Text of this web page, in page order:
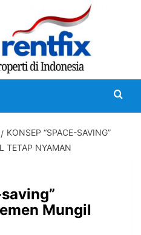
KONSEP “SPACE-SAVING”
TETAP NYAMAN
Mungil